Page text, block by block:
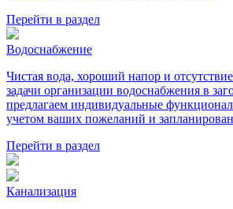
Перейти в раздел
Водоснабжение
Чистая вода, хороший напор и
задачи организации водоснабжения в
предлагаем индивидуальные
учетом ваших пожеланий и
Перейти в раздел
Канализация